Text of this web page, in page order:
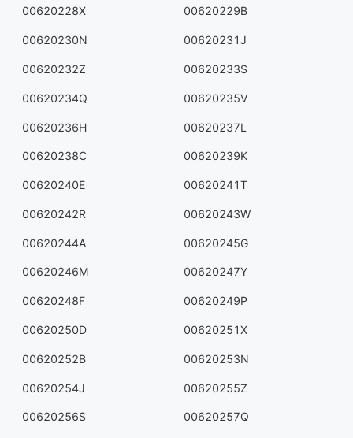
00620228X 00620229B
00620230N 00620231J
00620232Z 00620233S
00620234Q 00620235V
00620236H 00620237L
00620238C 00620239K
00620240E 00620241T
00620242R 00620243W
00620244A 00620245G
00620246M 00620247Y
00620248F 00620249P
00620250D 00620251X
00620252B 00620253N
00620254J 00620255Z
00620256S 00620257Q